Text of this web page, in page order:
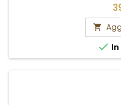

